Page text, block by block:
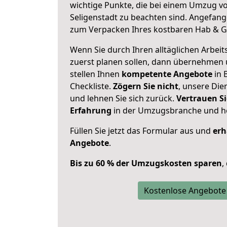
wichtige Punkte, die bei einem Umzug
Seligenstadt zu beachten sind.
zum Verpacken Ihres kostbaren Hab &
Wenn Sie durch Ihren alltäglichen
zuerst planen sollen, dann
stellen Ihnen kompetente Angebote in
Checkliste. Zögern Sie nicht, unsere
und lehnen Sie sich zurück. Vertrauen
Erfahrung in der Umzugsbranche und
Füllen Sie jetzt das Formular aus und
Angebote.
Bis zu 60 % der Umzugskosten sparen,
Kostenlose